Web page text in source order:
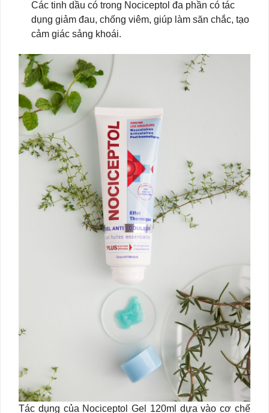
Các tinh dầu có trong Nociceptol đa phần có tác
dụng giảm đau, chống viêm, giúp làm săn chắc, tạo
cảm giác sảng khoái.
Tác dụng của Nociceptol Gel 120ml dựa vào cơ chế